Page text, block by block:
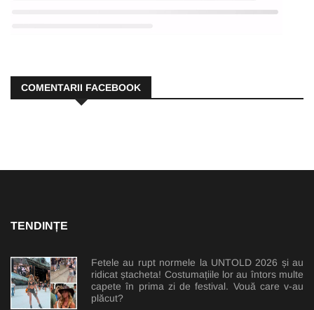
COMENTARII FACEBOOK
TENDINȚE
Fetele au rupt normele la UNTOLD 2026 și au
ridicat ștacheta! Costumațiile lor au întors multe
capete în prima zi de festival. Vouă care v-au
plăcut?